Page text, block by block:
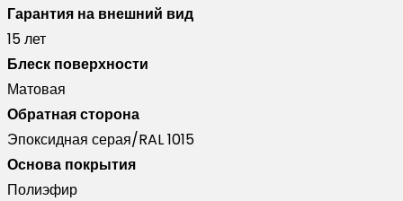
Гарантия на внешний вид
15 лет
Блеск поверхности
Матовая
Обратная сторона
Эпоксидная серая/RAL 1015
Основа покрытия
Полиэфир